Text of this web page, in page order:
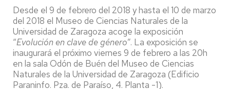
Desde el 9 de febrero del 2018 y hasta el 10 de marzo
del 2018 el Museo de Ciencias Naturales de la
Universidad de Zaragoza acoge la exposición
“Evolución en clave de género”. La exposición se
inaugurará el próximo viernes 9 de febrero a las 20h
en la sala Odón de Buén del Museo de Ciencias
Naturales de la Universidad de Zaragoza (Edificio
Paraninfo. Pza. de Paraíso, 4. Planta -1).